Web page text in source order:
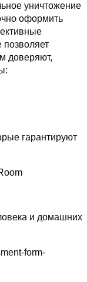
уничтожение
оформить
позволяет
доверяют,
гарантируют
и домашних